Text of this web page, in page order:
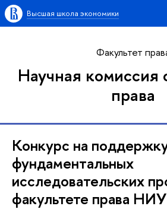
Высшая школа экономики
Факультет
Научная комиссия
права
Конкурс на
фундаментальных
исследовательских
факультете права